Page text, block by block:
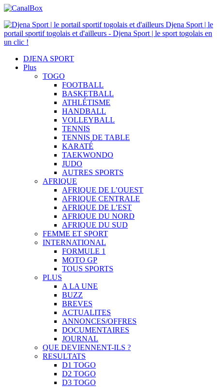
Djena Sport | le
portail sportif togolais et d'ailleurs - Djena Sport | le sport togolais en
un clic !
DJENA SPORT
Plus
TOGO
FOOTBALL
BASKETBALL
ATHLÉTISME
HANDBALL
VOLLEYBALL
TENNIS
TENNIS DE TABLE
KARATÉ
TAEKWONDO
JUDO
AUTRES SPORTS
AFRIQUE
AFRIQUE DE L’OUEST
AFRIQUE CENTRALE
AFRIQUE DE L’EST
AFRIQUE DU NORD
AFRIQUE DU SUD
FEMME ET SPORT
INTERNATIONAL
FORMULE 1
MOTO GP
TOUS SPORTS
PLUS
A LA UNE
BUZZ
BREVES
ACTUALITES
ANNONCES/OFFRES
DOCUMENTAIRES
JOURNAL
QUE DEVIENNENT-ILS ?
RESULTATS
D1 TOGO
D2 TOGO
D3 TOGO